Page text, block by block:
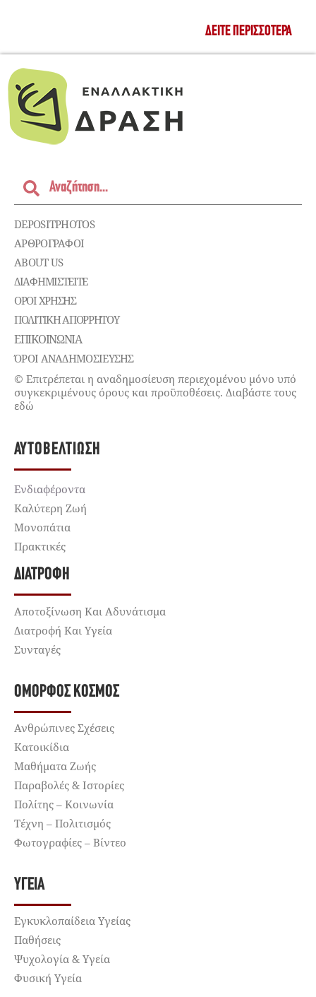
ΔΕΊΤΕ ΠΕΡΙΣΣΌΤΕΡΑ
DEPOSITPHOTOS
ΑΡΘΡΟΓΡΑΦΟΙ
ABOUT US
ΔΙΑΦΗΜΙΣΤΕΊΤΕ
ΌΡΟΙ ΧΡΉΣΗΣ
ΠΟΛΙΤΙΚΉ ΑΠΟΡΡΉΤΟΥ
ΕΠΙΚΟΙΝΩΝΊΑ
ΌΡΟΙ ΑΝΑΔΗΜΟΣΙΕΥΣΗΣ
© Επιτρέπεται η αναδημοσίευση περιεχομένου μόνο υπό
συγκεκριμένους όρους και προϋποθέσεις. Διαβάστε τους
εδώ
ΑΥΤΟΒΕΛΤΊΩΣΗ
Ενδιαφέροντα
Καλύτερη Ζωή
Μονοπάτια
Πρακτικές
ΔΙΑΤΡΟΦΉ
Αποτοξίνωση Και Αδυνάτισμα
Διατροφή Και Υγεία
Συνταγές
ΌΜΟΡΦΟΣ ΚΌΣΜΟΣ
Ανθρώπινες Σχέσεις
Κατοικίδια
Μαθήματα Ζωής
Παραβολές & Ιστορίες
Πολίτης – Κοινωνία
Τέχνη – Πολιτισμός
Φωτογραφίες – Βίντεο
ΥΓΕΊΑ
Εγκυκλοπαίδεια Υγείας
Παθήσεις
Ψυχολογία & Υγεία
Φυσική Υγεία